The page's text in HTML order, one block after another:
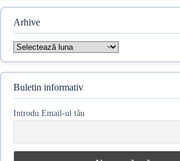
Arhive
Arhive
Buletin informativ
Introdu Email-ul tău